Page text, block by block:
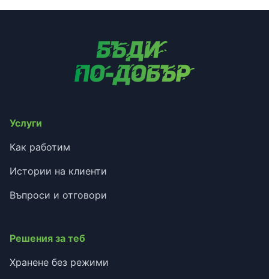
Услуги
Как работим
Истории на клиенти
Въпроси и отговори
Решения за теб
Хранене без режими